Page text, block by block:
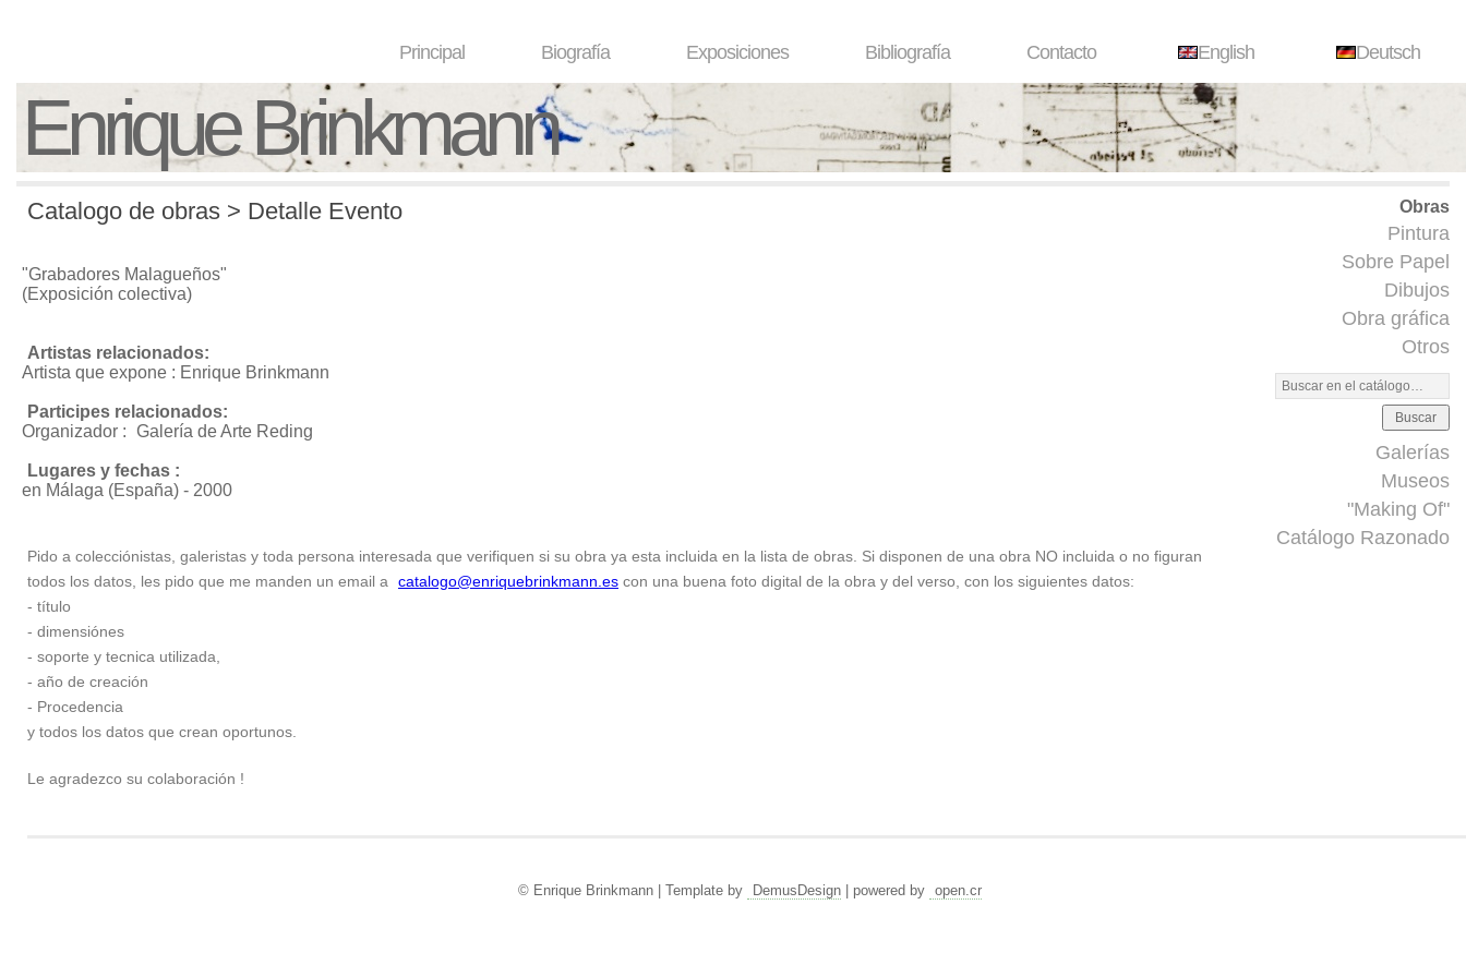
Principal Biografía Exposiciones Bibliografía Contacto English Deutsch
Enrique Brinkmann
Obras
Pintura
Sobre Papel
Dibujos
Obra gráfica
Otros
Buscar
Galerías
Museos
"Making Of"
Catálogo Razonado
Catalogo de obras > Detalle Evento
"Grabadores Malagueños"
(Exposición colectiva)
Artistas relacionados:
Artista que expone : Enrique Brinkmann
Participes relacionados:
Organizador : Galería de Arte Reding
Lugares y fechas :
en Málaga (España) - 2000
Pido a colecciónistas, galeristas y toda persona interesada que verifiquen si su obra ya esta incluida en la lista de obras. Si disponen de una obra NO incluida o no figuran
todos los datos, les pido que me manden un email a
catalogo@enriquebrinkmann.es con una buena foto digital de la obra y del verso, con los siguientes datos:
- título
- dimensiónes
- soporte y tecnica utilizada,
- año de creación
- Procedencia
y todos los datos que crean oportunos.
Le agradezco su colaboración !
© Enrique Brinkmann | Template by DemusDesign| powered by open.cr